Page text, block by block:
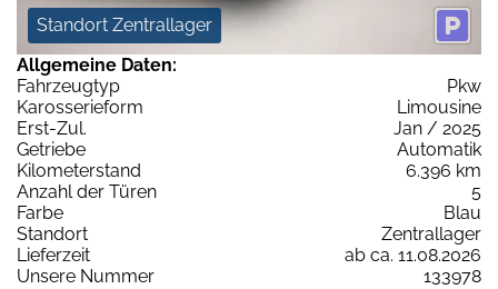
Standort Zentrallager
Allgemeine Daten:
Fahrzeugtyp
Pkw
Karosserieform
Limousine
Erst-Zul.
Jan / 2025
Getriebe
Automatik
Kilometerstand
6.396 km
Anzahl der Türen
5
Farbe
Blau
Standort
Zentrallager
Lieferzeit
ab ca. 11.08.2026
Unsere Nummer
133978